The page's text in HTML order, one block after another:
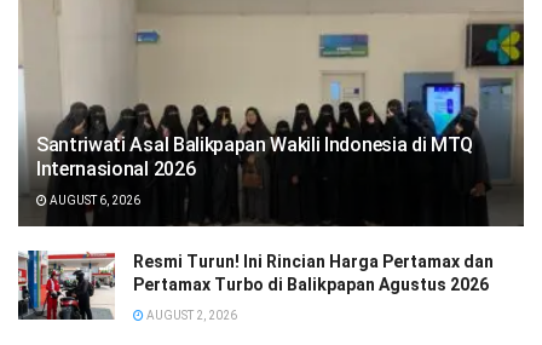
Santriwati Asal Balikpapan Wakili Indonesia di MTQ
Internasional 2026
AUGUST 6, 2026
Resmi Turun! Ini Rincian Harga Pertamax dan
Pertamax Turbo di Balikpapan Agustus 2026
AUGUST 2, 2026